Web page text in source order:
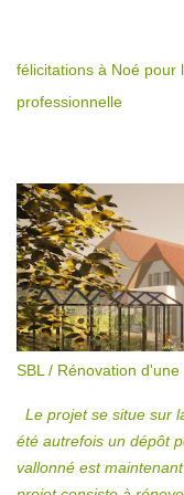
attention particulière à
des bâtiments tout en
comme un grand
verre viennent
félicitations à Noé pour
professionnelle
SBL / Rénovation
Le projet se situe sur
été autrefois un dépôt
vallonné est